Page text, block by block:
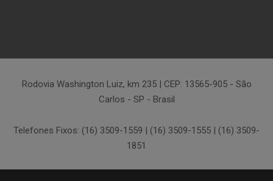
Rodovia Washington Luiz, km 235 | CEP: 13565-905 - São
Carlos - SP - Brasil
Telefones Fixos: (16) 3509-1559 | (16) 3509-1555 | (16) 3509-
1851